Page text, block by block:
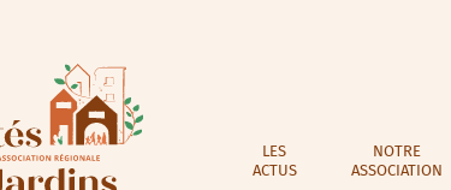
LES
ACTUS
NOTRE
ASSOCIATION